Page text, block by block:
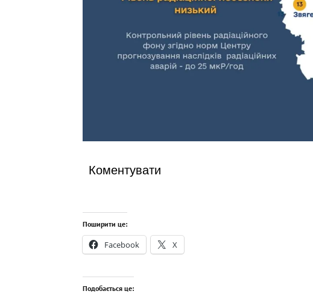
Коментувати
Поширити це:
Facebook X
Подобається це: